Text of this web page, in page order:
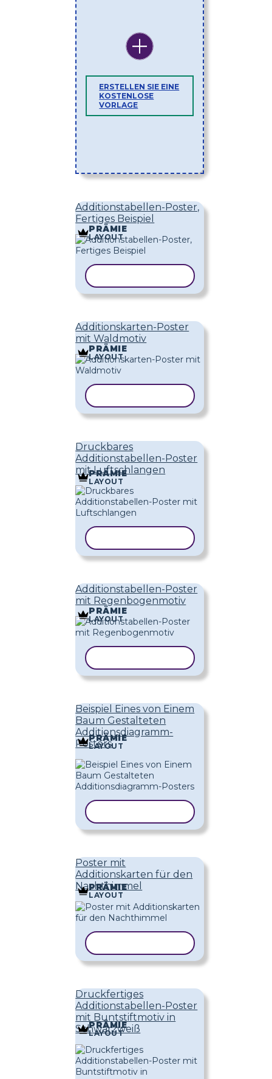
ERSTELLEN SIE EINE
KOSTENLOSE
VORLAGE
Additionstabellen-Poster,
Fertiges Beispiel
PRÄMIE
LAYOUT
Additionskarten-Poster
mit Waldmotiv
PRÄMIE
LAYOUT
Druckbares
Additionstabellen-Poster
mit Luftschlangen
PRÄMIE
LAYOUT
Additionstabellen-Poster
mit Regenbogenmotiv
PRÄMIE
LAYOUT
Beispiel Eines von Einem
Baum Gestalteten
Additionsdiagramm-
Posters
PRÄMIE
LAYOUT
Poster mit
Additionskarten für den
Nachthimmel
PRÄMIE
LAYOUT
Druckfertiges
Additionstabellen-Poster
mit Buntstiftmotiv in
Schwarzweiß
PRÄMIE
LAYOUT